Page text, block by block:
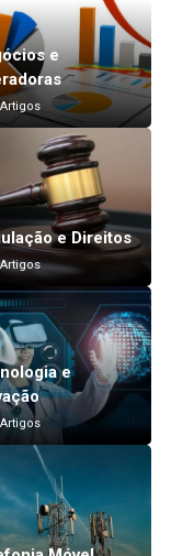
e
e Direitos
e